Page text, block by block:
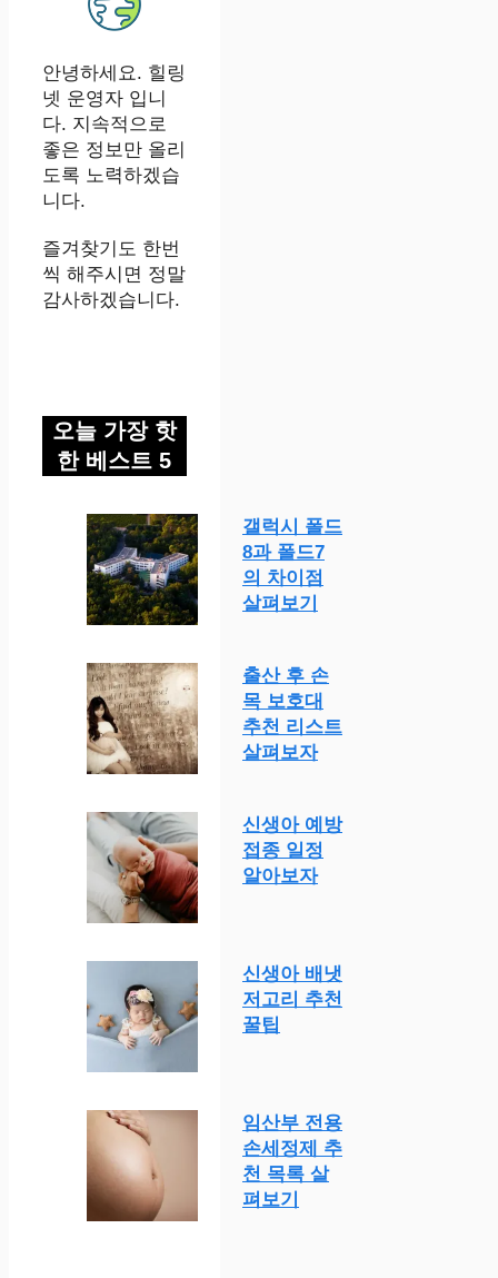
안녕하세요. 힐링
넷 운영자 입니
다. 지속적으로
좋은 정보만 올리
도록 노력하겠습
니다.
즐겨찾기도 한번
씩 해주시면 정말
감사하겠습니다.
오늘 가장 핫
한 베스트 5
갤럭시 폴드
8과 폴드7
의 차이점
살펴보기
출산 후 손
목 보호대
추천 리스트
살펴보자
신생아 예방
접종 일정
알아보자
신생아 배냇
저고리 추천
꿀팁
임산부 전용
손세정제 추
천 목록 살
펴보기